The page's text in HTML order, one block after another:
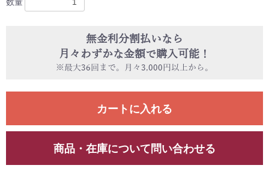
無金利分割払いなら
月々わずかな金額で購入可能！
※最大36回まで。月々3,000円以上から。
カートに入れる
商品・在庫について問い合わせる